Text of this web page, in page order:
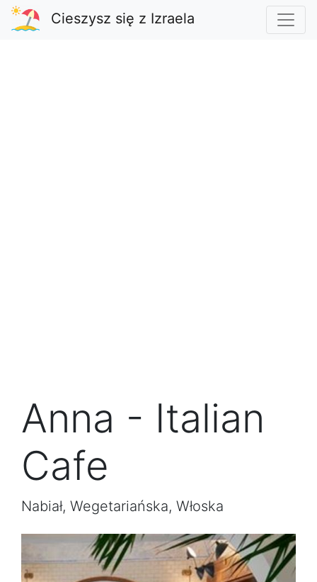
Cieszysz się z Izraela
Anna - Italian
Cafe
Nabiał, Wegetariańska, Włoska